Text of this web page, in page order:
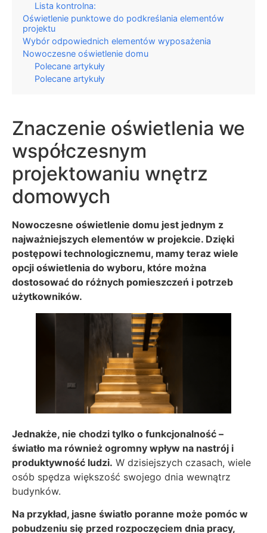
Lista kontrolna:
Oświetlenie punktowe do podkreślania elementów
projektu
Wybór odpowiednich elementów wyposażenia
Nowoczesne oświetlenie domu
Polecane artykuły
Polecane artykuły
Znaczenie oświetlenia we
współczesnym
projektowaniu wnętrz
domowych
Nowoczesne oświetlenie domu jest jednym z
najważniejszych elementów w projekcie. Dzięki
postępowi technologicznemu, mamy teraz wiele
opcji oświetlenia do wyboru, które można
dostosować do różnych pomieszczeń i potrzeb
użytkowników.
Jednakże, nie chodzi tylko o funkcjonalność –
światło ma również ogromny wpływ na nastrój i
produktywność ludzi. W dzisiejszych czasach, wiele
osób spędza większość swojego dnia wewnątrz
budynków.
Na przykład, jasne światło poranne może pomóc w
pobudzeniu się przed rozpoczęciem dnia pracy,